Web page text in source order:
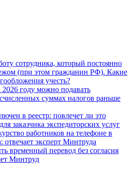
сотрудника, который постоянно
(при этом гражданин РФ). Какие
учесть?
2026 году можно подавать
суммах налогов раньше
в реестр: повлечет ли это
заказчика экспедиторских услуг
работников на телефоне в
эксперт Минтруда
временный перевод без согласия
Минтруд